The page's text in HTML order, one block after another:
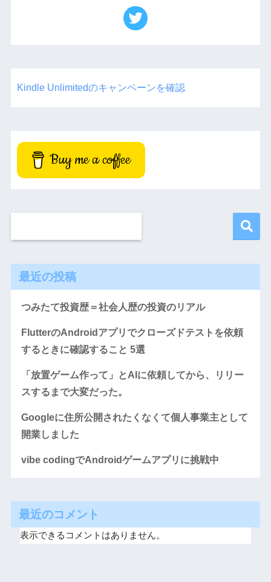
Kindle Unlimitedのキャンペーンを確認
Buy me a coffee
最近の投稿
つみたて投資歴＝社会人歴の投資のリアル
FlutterのAndroidアプリでクローズドテストを依頼
するときに確認すること 5選
「放置ゲーム作って」とAIに依頼してから、リリー
スするまで大変だった。
Googleに住所公開されたくなくて個人事業主として
開業しました
vibe codingでAndroidゲームアプリに挑戦中
最近のコメント
表示できるコメントはありません。